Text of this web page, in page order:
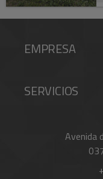
EMPRESA
SERVICIOS
Avenida